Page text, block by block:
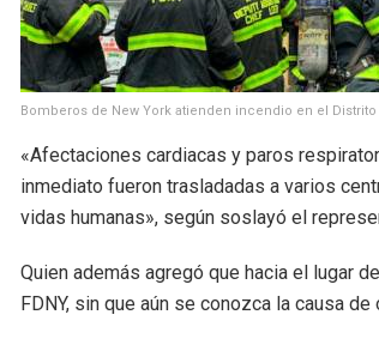
Bomberos de New York atienden incendio en el Distrito
«Afectaciones cardiacas y paros
inmediato fueron trasladadas a varios
vidas humanas», según soslayó el
Quien además agregó que hacia el lugar
FDNY, sin que aún se conozca la causa